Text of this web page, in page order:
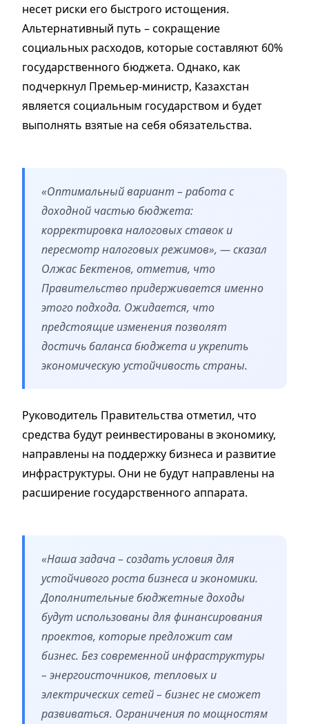
несет риски его быстрого истощения.
Альтернативный путь – сокращение
социальных расходов, которые составляют 60%
государственного бюджета. Однако, как
подчеркнул Премьер-министр, Казахстан
является социальным государством и будет
выполнять взятые на себя обязательства.
«Оптимальный вариант – работа с
доходной частью бюджета:
корректировка налоговых ставок и
пересмотр налоговых режимов», — сказал
Олжас Бектенов, отметив, что
Правительство придерживается именно
этого подхода. Ожидается, что
предстоящие изменения позволят
достичь баланса бюджета и укрепить
экономическую устойчивость страны.
Руководитель Правительства отметил, что
средства будут реинвестированы в экономику,
направлены на поддержку бизнеса и развитие
инфраструктуры. Они не будут направлены на
расширение государственного аппарата.
«Наша задача – создать условия для
устойчивого роста бизнеса и экономики.
Дополнительные бюджетные доходы
будут использованы для финансирования
проектов, которые предложит сам
бизнес. Без современной инфраструктуры
– энергоисточников, тепловых и
электрических сетей – бизнес не сможет
развиваться. Ограничения по мощностям